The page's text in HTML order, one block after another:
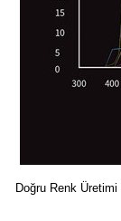
Doğru Renk